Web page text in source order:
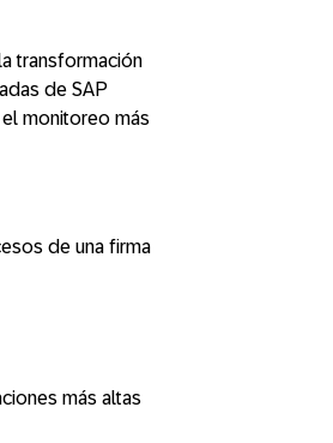
transformación
de SAP
monitoreo más
de una firma
más altas